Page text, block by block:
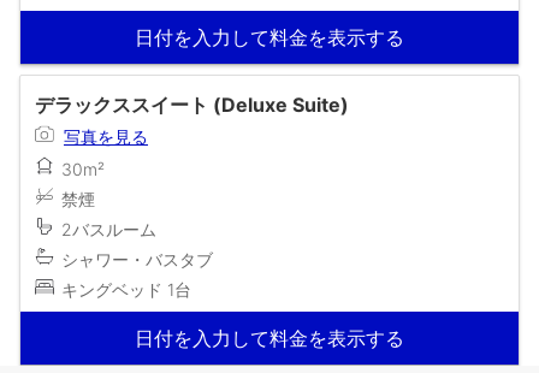
日付を入力して料金を表示する
デラックススイート (Deluxe Suite)
写真を見る
30m²
禁煙
2バスルーム
シャワー・バスタブ
キングベッド 1台
日付を入力して料金を表示する